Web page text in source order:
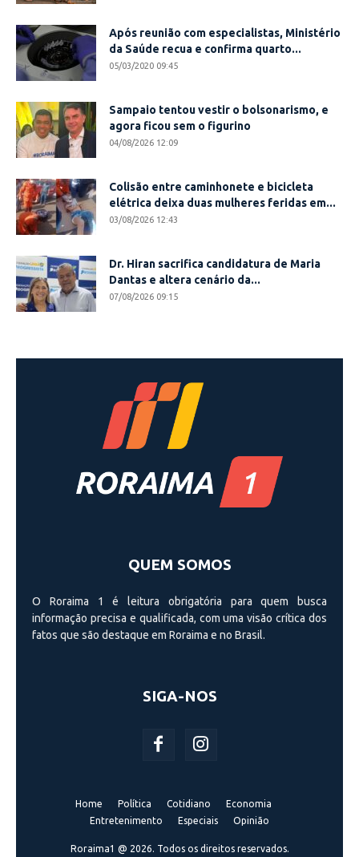
Após reunião com especialistas, Ministério
da Saúde recua e confirma quarto...
05/03/2020 09:45
Sampaio tentou vestir o bolsonarismo, e
agora ficou sem o figurino
04/08/2026 12:09
Colisão entre caminhonete e bicicleta
elétrica deixa duas mulheres feridas em...
03/08/2026 12:43
Dr. Hiran sacrifica candidatura de Maria
Dantas e altera cenário da...
07/08/2026 09:15
QUEM SOMOS
O Roraima 1 é leitura obrigatória para quem busca
informação precisa e qualificada, com uma visão crí­tica dos
fatos que são destaque em Roraima e no Brasil.
SIGA-NOS
Home Política Cotidiano
Economia
Entretenimento
Especiais Opinião
Roraima1 @ 2026. Todos os direitos reservados.